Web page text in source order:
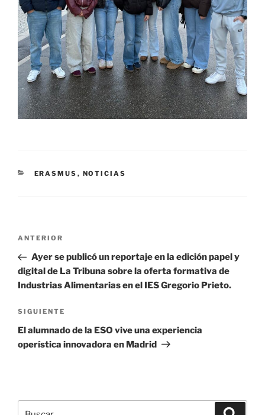
CATEGORÍAS
ERASMUS , NOTICIAS
Navegación
entradas
Entrada
anterior:
ANTERIOR
Ayer se publicó un reportaje en la edición papel y
digital de La Tribuna sobre la oferta formativa de
Industrias Alimentarias en el IES Gregorio Prieto.
Siguiente
entrada
SIGUIENTE
El alumnado de la ESO vive una experiencia
operística innovadora en Madrid